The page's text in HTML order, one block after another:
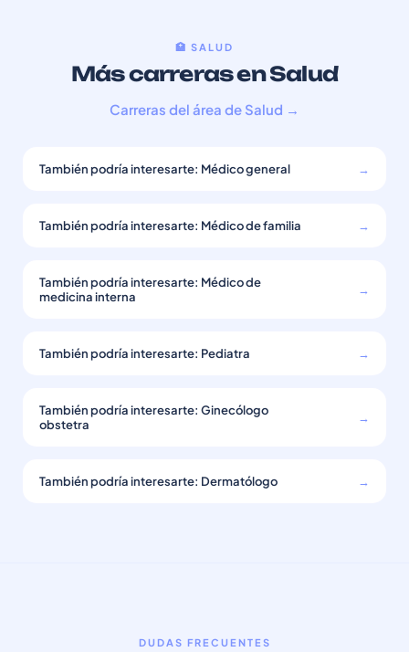
🏥 SALUD
Más carreras en Salud
Carreras del área de Salud →
También podría interesarte: Médico general →
También podría interesarte: Médico de familia →
También podría interesarte: Médico de
medicina interna
→
También podría interesarte: Pediatra →
También podría interesarte: Ginecólogo
obstetra
→
También podría interesarte: Dermatólogo →
DUDAS FRECUENTES